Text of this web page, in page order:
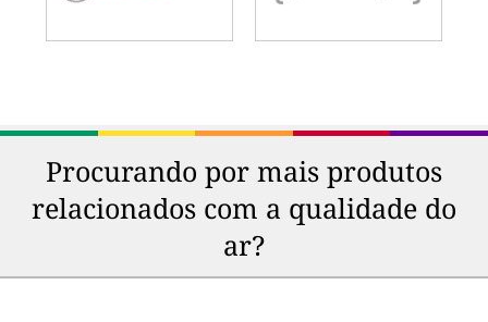
Procurando por mais produtos
relacionados com a qualidade do
ar?